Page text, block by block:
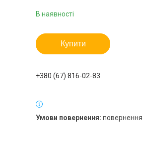
В наявності
Купити
+380 (67) 816-02-83